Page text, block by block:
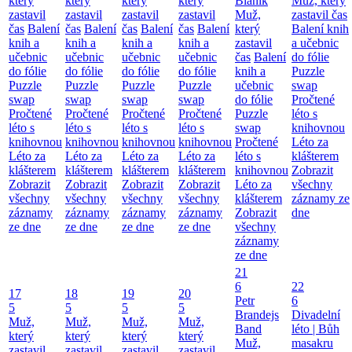
zastavil
čas Balení
knih a
učebnic
do fólie
Puzzle
swap
Pročtené
léto s
knihovnou
Léto za
klášterem
Zobrazit
všechny
záznamy
ze dne
zastavil
čas Balení
knih a
učebnic
do fólie
Puzzle
swap
Pročtené
léto s
knihovnou
Léto za
klášterem
Zobrazit
všechny
záznamy
ze dne
zastavil
čas Balení
knih a
učebnic
do fólie
Puzzle
swap
Pročtené
léto s
knihovnou
Léto za
klášterem
Zobrazit
všechny
záznamy
ze dne
zastavil
čas Balení
knih a
učebnic
do fólie
Puzzle
swap
Pročtené
léto s
knihovnou
Léto za
klášterem
Zobrazit
všechny
záznamy
ze dne
Muž,
který
zastavil
čas Balení
knih a
učebnic
do fólie
Puzzle
swap
Pročtené
léto s
knihovnou
Léto za
klášterem
Zobrazit
všechny
záznamy
ze dne
zastavil čas
Balení knih
a učebnic
do fólie
Puzzle
swap
Pročtené
léto s
knihovnou
Léto za
klášterem
Zobrazit
všechny
záznamy ze
dne
17
5
Muž,
který
18
5
Muž,
který
19
5
Muž,
který
20
5
Muž,
který
21
6
Petr
Brandejs
Band
Muž,
22
6
Divadelní
léto | Bůh
masakru